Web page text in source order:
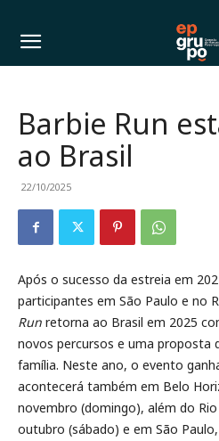
Barbie Run
ao Brasil
22/10/2025
Após o sucesso da estreia em
participantes em São Paulo e no
Run retorna ao Brasil em 2025
novos percursos e uma proposta
família. Neste ano, o evento
acontecerá também em Belo
novembro (domingo), além do
outubro (sábado) e em São